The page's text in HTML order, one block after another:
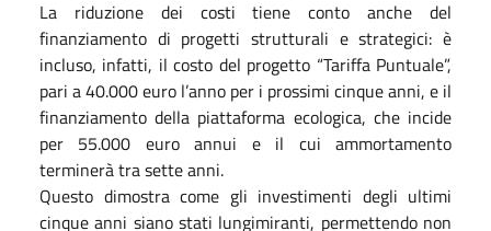
La riduzione dei costi tiene conto anche del
finanziamento di progetti strutturali e strategici: è
incluso, infatti, il costo del progetto “Tariffa Puntuale”,
pari a 40.000 euro l’anno per i prossimi cinque anni, e il
finanziamento della piattaforma ecologica, che incide
per 55.000 euro annui e il cui ammortamento
terminerà tra sette anni.
Questo dimostra come gli investimenti degli ultimi
cinque anni siano stati lungimiranti, permettendo non